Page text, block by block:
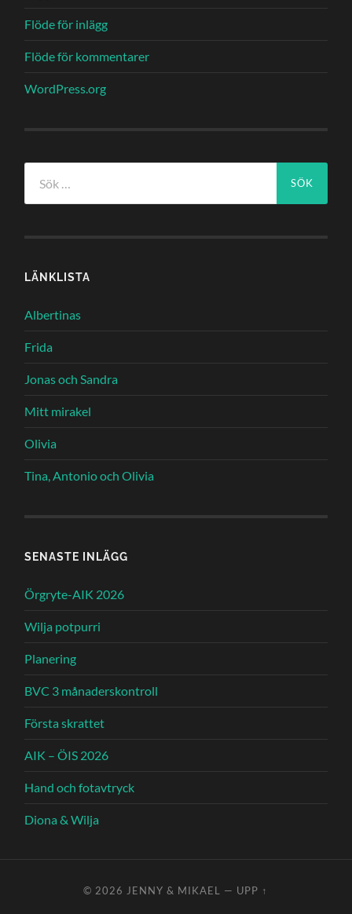
Flöde för inlägg
Flöde för kommentarer
WordPress.org
efter:
LÄNKLISTA
Albertinas
Frida
Jonas och Sandra
Mitt mirakel
Olivia
Tina, Antonio och Olivia
SENASTE INLÄGG
Örgryte-AIK 2026
Wilja potpurri
Planering
BVC 3 månaderskontroll
Första skrattet
AIK – ÖIS 2026
Hand och fotavtryck
Diona & Wilja
© 2026 JENNY & MIKAEL — UPP ↑